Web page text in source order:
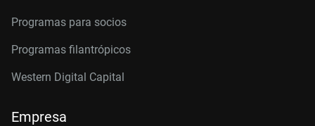
Programas para socios
Programas filantrópicos
Western Digital Capital
Empresa